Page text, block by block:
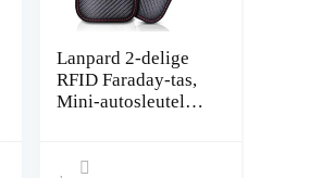
Lanpard 2-delige
RFID Faraday-tas,
Mini-autosleutel
geblokkeerd